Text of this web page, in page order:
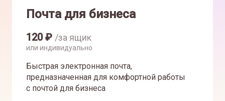
Почта для бизнеса
120₽ /за ящик
или индивидуально
Быстрая электронная почта,
предназначенная для комфортной работы
с почтой для бизнеса